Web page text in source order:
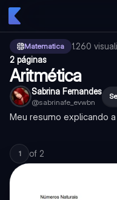
Matematica 1.260
2 páginas
Aritmética
Sabrina Fernandes
@sabrinafe_evwbn
Meu resumo explicando
1 of 2